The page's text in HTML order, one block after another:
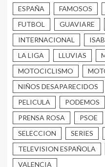
ESPAÑA
FAMOSOS
FUTBOL
GUAVIARE
INTERNACIONAL
LA LIGA
LLUVIAS
MOTOCICLISMO
NIÑOS DESAPARECIDOS
PELICULA
PODEMOS
PRENSA ROSA
PSOE
SELECCION
SERIES
TELEVISION ESPAÑOLA
VALENCIA